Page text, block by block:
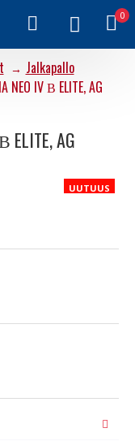
0
Jalkapallo
NEO IV Β ELITE, AG
ELITE, AG
UUTUUS